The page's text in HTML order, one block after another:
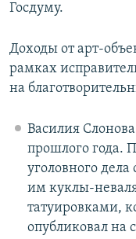
Госдуму.
Доходы от арт-
рамках
на
Василия Слонова
прошлого года.
уголовного
им куклы-
татуировками,
опубликовал на